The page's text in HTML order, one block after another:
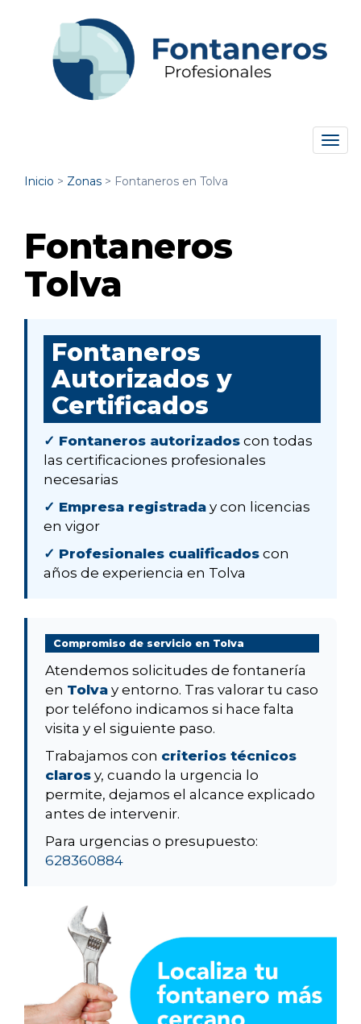
Inicio > Zonas > Fontaneros en Tolva
Fontaneros
Tolva
Fontaneros
Autorizados y
Certificados
✓ Fontaneros autorizados con todas
las certificaciones profesionales
necesarias
✓ Empresa registrada y con licencias
en vigor
✓ Profesionales cualificados con
años de experiencia en Tolva
Compromiso de servicio en Tolva
Atendemos solicitudes de fontanería
en Tolva y entorno. Tras valorar tu caso
por teléfono indicamos si hace falta
visita y el siguiente paso.
Trabajamos con criterios técnicos
claros y, cuando la urgencia lo
permite, dejamos el alcance explicado
antes de intervenir.
Para urgencias o presupuesto:
628360884